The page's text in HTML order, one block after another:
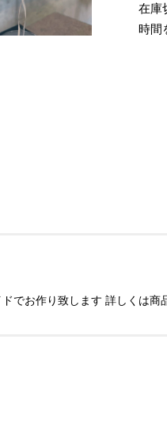
在庫
時間
お作り致します 詳しくは商